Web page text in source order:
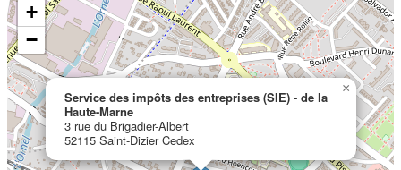
Service des impôts des entreprises (SIE) - de la
Haute-Marne
3 rue du Brigadier-Albert
52115 Saint-Dizier Cedex
×
+
−